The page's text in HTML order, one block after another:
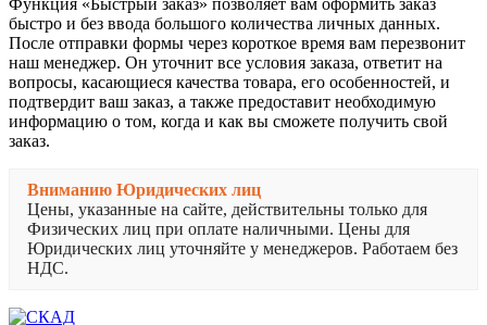
быстро и без ввода большого количества личных данных.
После отправки формы через короткое время вам перезвонит
наш менеджер. Он уточнит все условия заказа, ответит на
вопросы, касающиеся качества товара, его особенностей, и
подтвердит ваш заказ, а также предоставит необходимую
информацию о том, когда и как вы сможете получить свой
заказ.
Вниманию Юридических лиц
Цены, указанные на сайте, действительны только для
Физических лиц при оплате наличными. Цены для
Юридических лиц уточняйте у менеджеров. Работаем без
НДС.